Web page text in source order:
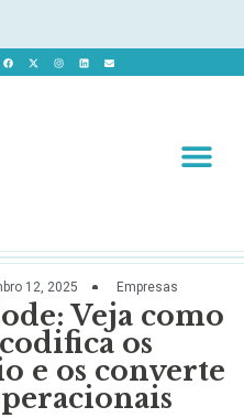
12, 2025 Empresas
Veja como
os
e os converte